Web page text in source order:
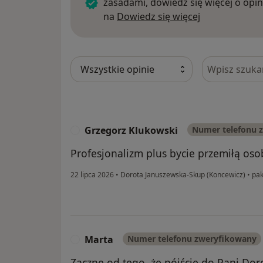
zasadami, dowiedz się więcej o
na Dowiedz się więcej
Szukaj w
Grzegorz Klukowski Numer telefonu
Profesjonalizm plus bycie przemiłą
22 lipca 2026 • Dorota Januszewska-Skup (Koncewicz) •
Marta Numer telefonu zweryfikowany